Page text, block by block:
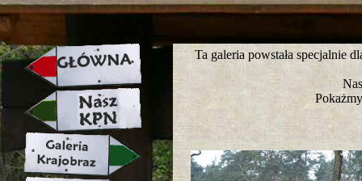
Ta galeria powstała specjalnie